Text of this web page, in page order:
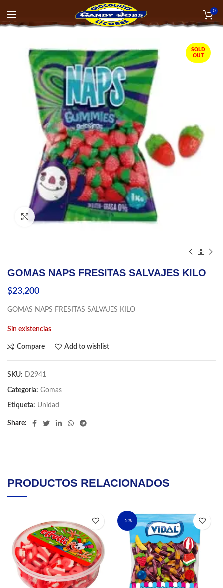
0
SOLD
OUT
Click to enlarge
GOMAS NAPS FRESITAS SALVAJES KILO
$23,200
GOMAS NAPS FRESITAS SALVAJES KILO
Sin existencias
Compare Add to wishlist
SKU: D2941
Categoría: Gomas
Etiqueta: Unidad
Share
PRODUCTOS RELACIONADOS
-5%